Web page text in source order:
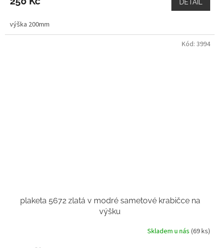
DETAIL
výška 200mm
plaketa 5672 zlatá v modré sametové krabičce na
výšku
Skladem u nás (69 ks)
Kód: 3994